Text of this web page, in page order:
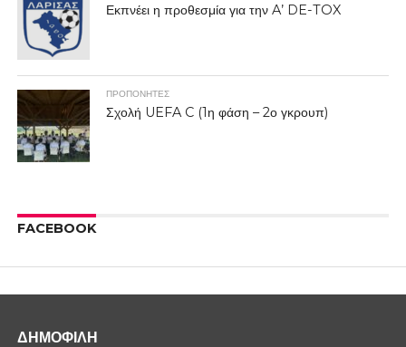
Εκπνέει η προθεσμία για την A’ DE-TOX
ΠΡΟΠΟΝΗΤΈΣ
Σχολή UEFA C (1η φάση – 2ο γκρουπ)
FACEBOOK
ΔΗΜΟΦΙΛΗ